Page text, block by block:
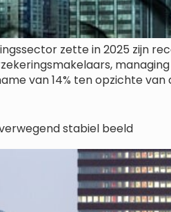
zette in 2025 zijn
van 14% ten opzichte van
stabiel beeld